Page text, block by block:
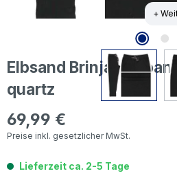
+
Elbsand Brinja
quartz
Regulärer Preis:
69,99 €
Preise inkl. gesetzlicher MwSt.
Lieferzeit ca. 2-5 Tage